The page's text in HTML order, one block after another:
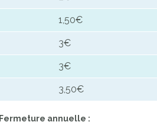
1,50€
3€
3€
3,50€
Fermeture annuelle :